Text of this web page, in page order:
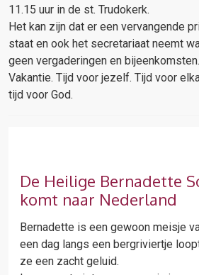
11.15 uur in de st. Trudokerk.
Het kan zijn dat er een vervangende
staat en ook het secretariaat neemt
geen vergaderingen en bijeenkomsten.
Vakantie. Tijd voor jezelf. Tijd voor
tijd voor God.
De Heilige Bernadette
komt naar Nederland
Bernadette is een gewoon meisje
een dag langs een bergriviertje
ze een zacht geluid.